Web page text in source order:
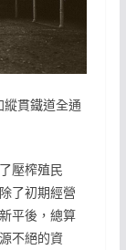
貫鐵道全通
壓榨殖民
了初期經營
平後，總算
不絕的資